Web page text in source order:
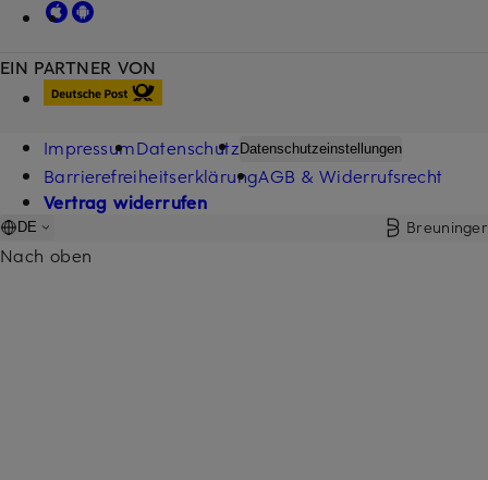
EIN PARTNER VON
ImpressumDatenschutz Datenschutzeinstellungen
BarrierefreiheitserklärungAGB & Widerrufsrecht
Vertrag widerrufen
DE Breuninger
Nach oben